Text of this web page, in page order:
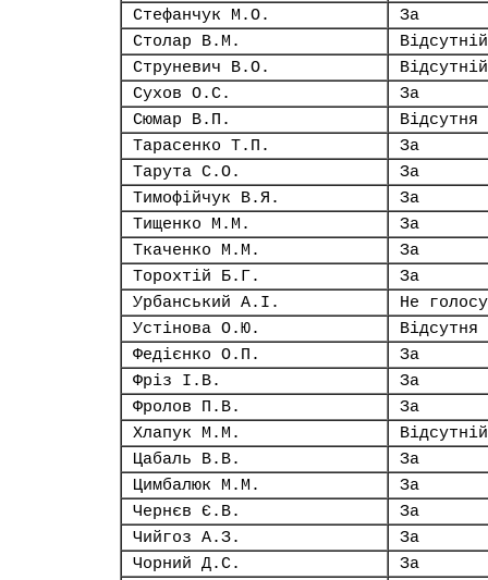
Стефанчук М.О.
За
Столар В.М.
Відсутній
Струневич В.О.
Відсутній
Сухов О.С.
За
Сюмар В.П.
Відсутня
Тарасенко Т.П.
За
Тарута С.О.
За
Тимофійчук В.Я.
За
Тищенко М.М.
За
Ткаченко М.М.
За
Торохтій Б.Г.
За
Урбанський А.І.
Не
Устінова О.Ю.
Відсутня
Федієнко О.П.
За
Фріз І.В.
За
Фролов П.В.
За
Хлапук М.М.
Відсутній
Цабаль В.В.
За
Цимбалюк М.М.
За
Чернєв Є.В.
За
Чийгоз А.З.
За
Чорний Д.С.
За